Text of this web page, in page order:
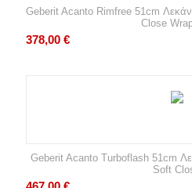
Geberit Acanto Rimfree 51cm
Close
378,00 €
Geberit Acanto Turboflash 51cm
Soft